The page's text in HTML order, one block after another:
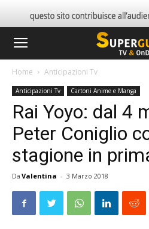
Home Anticipazioni Tv
Anticipazioni Tv Cartoni Anime e Manga
Rai Yoyo: dal 4
Peter Coniglio
stagione in
Da Valentina - 3 Marzo 2018